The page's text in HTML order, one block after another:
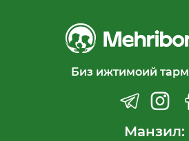
Биз ижтимоий
Манзил: